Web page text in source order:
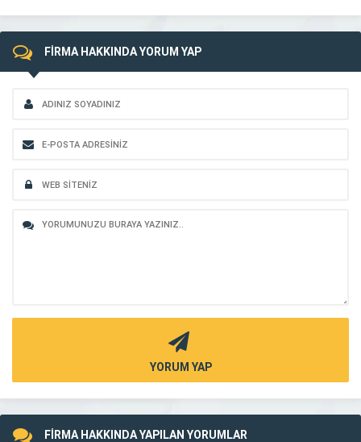
FİRMA HAKKINDA YORUM YAP
YORUM YAP
FİRMA HAKKINDA YAPILAN YORUMLAR